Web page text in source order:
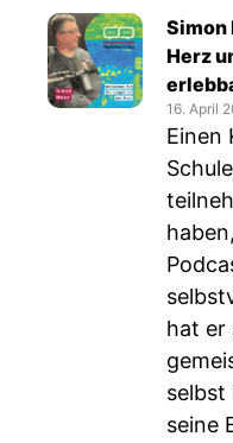
Simon
Herz
16. April
Einen
hat er
selbst
seine